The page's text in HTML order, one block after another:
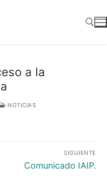
a la
NOTICIAS
SIGUIENTE
Entrada
Comunicado IAIP.